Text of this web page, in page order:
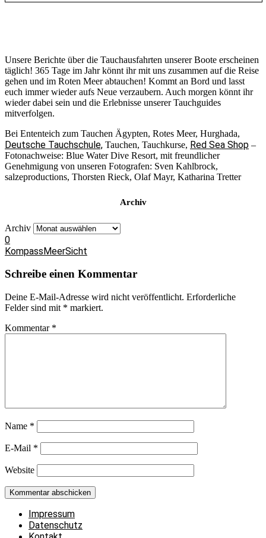
Unsere Berichte über die Tauchausfahrten unserer Boote erscheinen
täglich! 365 Tage im Jahr könnt ihr mit uns zusammen auf die Reise
gehen und im Roten Meer abtauchen! Kommt an Bord und lasst
euch immer wieder aufs Neue verzaubern. Auch morgen könnt ihr
wieder dabei sein und die Erlebnisse unserer Tauchguides
mitverfolgen.
Bei Ententeich zum Tauchen Ägypten, Rotes Meer, Hurghada,
Deutsche Tauchschule, Tauchen, Tauchkurse, Red Sea Shop –
Fotonachweise: Blue Water Dive Resort, mit freundlicher
Genehmigung von unseren Fotografen: Sven Kahlbrock,
salzeproductions, Thorsten Rieck, Olaf Mayr, Katharina Tretter
Archiv
Archiv
0
KompassMeerSicht
Schreibe einen Kommentar
Deine E-Mail-Adresse wird nicht veröffentlicht. Erforderliche
Felder sind mit * markiert.
Kommentar *
Name *
E-Mail *
Website
Impressum
Datenschutz